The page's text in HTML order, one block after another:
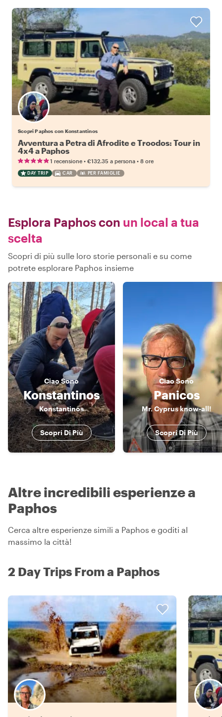
Scopri Paphos con Konstantinos
Avventura a Petra di Afrodite e Troodos: Tour in
4x4 a Paphos
1 recensione • €132.35 a persona • 8 ore
DAY TRIP CAR PER FAMIGLIE
Esplora Paphos con un local a tua
scelta
Scopri di più sulle loro storie personali e su come
potrete esplorare Paphos insieme
CiaoSono
Konstantinos
Konstantinos
Scopri Di Più
CiaoSono
Panicos
Mr. Cyprus know-all!
Scopri Di Più
Altre incredibili esperienze a
Paphos
Cerca altre esperienze simili a Paphos e goditi al
massimo la città!
2 Day Trips From a Paphos